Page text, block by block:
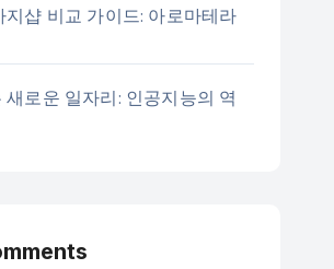
지샵 비교 가이드: 아로마테라
새로운 일자리: 인공지능의 역